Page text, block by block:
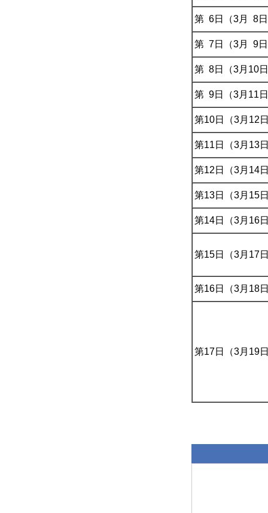
第 6日（3月 8
第 7日（3月 9
第 8日（3月10
第 9日（3月11
第10日（3月12
第11日（3月13
第12日（3月14
第13日（3月15
第14日（3月16
第15日（3月17
第16日（3月18
第17日（3月19